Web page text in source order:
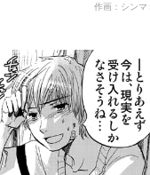
作画：シンマ